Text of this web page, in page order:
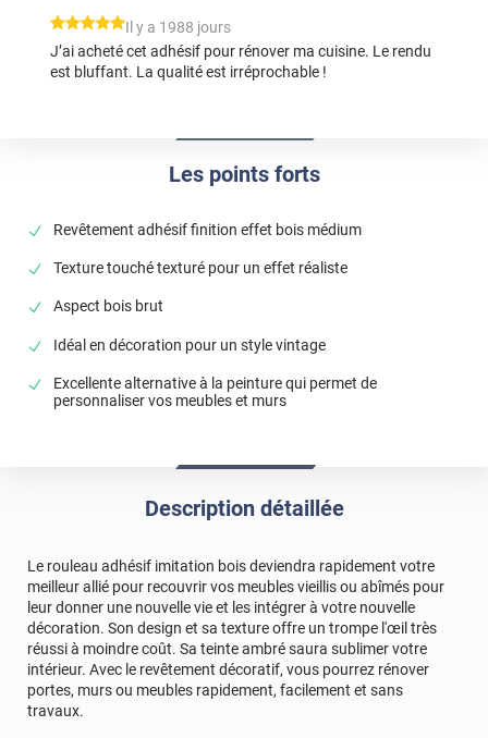
Les points forts
Revêtement adhésif finition effet bois médium
Texture touché texturé pour un effet réaliste
Aspect bois brut
Idéal en décoration pour un style vintage
Excellente alternative à la peinture qui permet de
personnaliser vos meubles et murs
*****
Il y a 1988 jours
J’ai acheté cet adhésif pour rénover ma cuisine. Le rendu
est bluffant. La qualité est irréprochable !
Description détaillée
Le rouleau adhésif imitation bois deviendra rapidement votre
meilleur allié pour recouvrir vos meubles vieillis ou abîmés pour
leur donner une nouvelle vie et les intégrer à votre nouvelle
décoration. Son design et sa texture offre un trompe l'œil très
réussi à moindre coût. Sa teinte ambré saura sublimer votre
intérieur. Avec le revêtement décoratif, vous pourrez rénover
portes, murs ou meubles rapidement, facilement et sans
travaux.